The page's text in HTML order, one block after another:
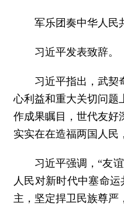
军乐团奏中华人民
习近平发表致辞。
习近平指出，武契
心利益和重大关切问题
作成果瞩目，世代友好
实实在在造福两国人民
习近平强调，“友
人民对新时代中塞命
主，坚定捍卫民族尊严